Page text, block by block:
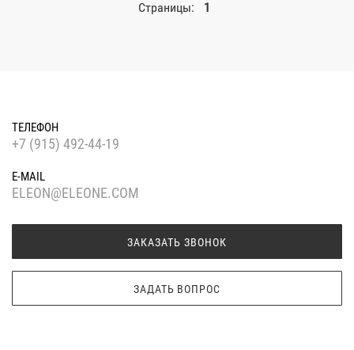
Страницы: 1
ТЕЛЕФОН
+7 (915) 492-44-19
E-MAIL
ELEON@ELEONE.COM
ЗАКАЗАТЬ ЗВОНОК
ЗАДАТЬ ВОПРОС